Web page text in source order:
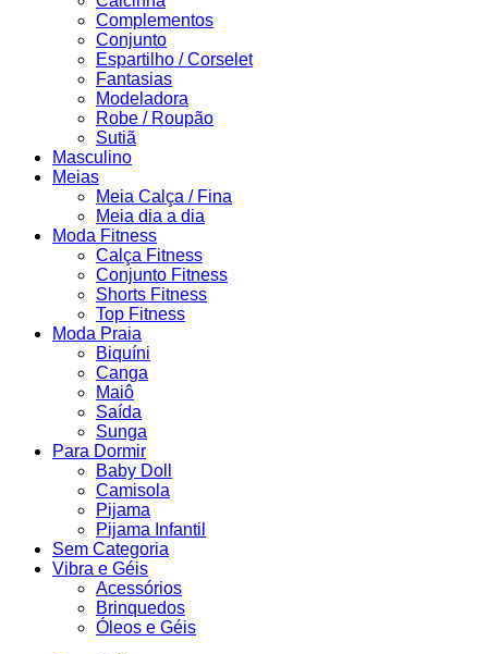
Complementos
Conjunto
Espartilho / Corselet
Fantasias
Modeladora
Robe / Roupão
Sutiã
Masculino
Meias
Meia Calça / Fina
Meia dia a dia
Moda Fitness
Calça Fitness
Conjunto Fitness
Shorts Fitness
Top Fitness
Moda Praia
Biquíni
Canga
Maiô
Saída
Sunga
Para Dormir
Baby Doll
Camisola
Pijama
Pijama Infantil
Sem Categoria
Vibra e Géis
Acessórios
Brinquedos
Óleos e Géis